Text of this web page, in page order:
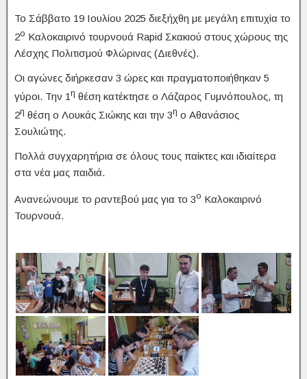
Το Σάββατο 19 Ιουλίου 2025 διεξήχθη με μεγάλη επιτυχία το
2ο Καλοκαιρινό τουρνουά Rapid Σκακιού στους χώρους της
Λέσχης Πολιτισμού Φλώρινας (Διεθνές).
Οι αγώνες διήρκεσαν 3 ώρες και πραγματοποιήθηκαν 5
γύροι. Την 1 η θέση κατέκτησε ο Λάζαρος Γυμνόπουλος, τη
2η θέση ο Λουκάς Σιώκης και την 3η ο Αθανάσιος
Σουλιώτης.
Πολλά συγχαρητήρια σε όλους τους παίκτες και ιδιαίτερα
στα νέα μας παιδιά.
Ανανεώνουμε το ραντεβού μας για το 3ο Καλοκαιρινό
Τουρνουά.